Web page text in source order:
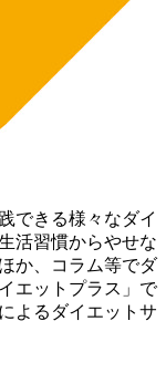
できる様々なダイ
活習慣からやせな
か、コラム等でダ
エットプラス」で
よるダイエットサ